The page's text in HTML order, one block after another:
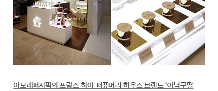
아모레퍼시픽의 프랑스 하이 퍼퓨머리 하우스 브랜드 ‘아닉구딸